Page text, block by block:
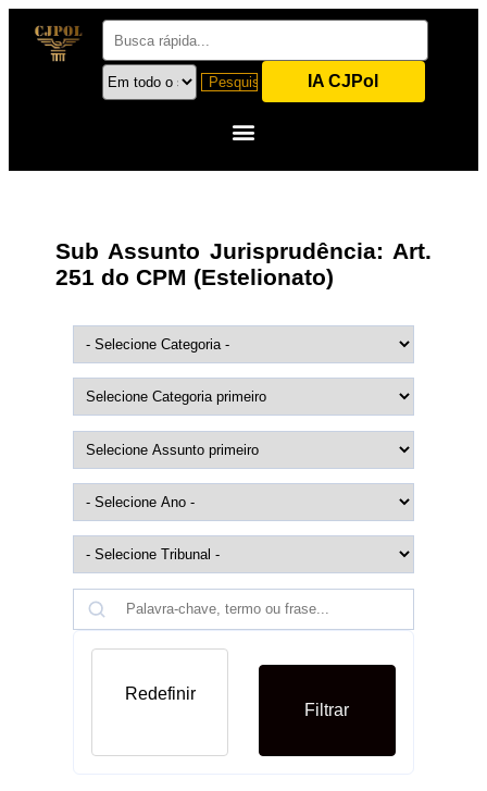
IA CJPol
Sub Assunto Jurisprudência: Art.
251 do CPM (Estelionato)
Filtrar
Redefinir